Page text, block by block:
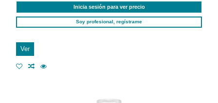
Inicia sesión para ver precio
Soy profesional, regístrame
Ver